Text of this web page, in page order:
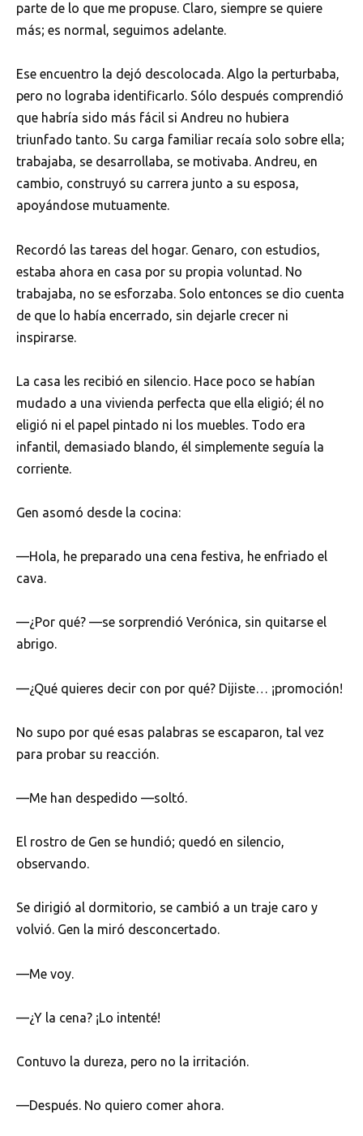
parte de lo que me propuse. Claro, siempre se quiere
más; es normal, seguimos adelante.
Ese encuentro la dejó descolocada. Algo la perturbaba,
pero no lograba identificarlo. Sólo después comprendió
que habría sido más fácil si Andreu no hubiera
triunfado tanto. Su carga familiar recaía solo sobre ella;
trabajaba, se desarrollaba, se motivaba. Andreu, en
cambio, construyó su carrera junto a su esposa,
apoyándose mutuamente.
Recordó las tareas del hogar. Genaro, con estudios,
estaba ahora en casa por su propia voluntad. No
trabajaba, no se esforzaba. Solo entonces se dio cuenta
de que lo había encerrado, sin dejarle crecer ni
inspirarse.
La casa les recibió en silencio. Hace poco se habían
mudado a una vivienda perfecta que ella eligió; él no
eligió ni el papel pintado ni los muebles. Todo era
infantil, demasiado blando, él simplemente seguía la
corriente.
Gen asomó desde la cocina:
—Hola, he preparado una cena festiva, he enfriado el
cava.
—¿Por qué? —se sorprendió Verónica, sin quitarse el
abrigo.
—¿Qué quieres decir con por qué? Dijiste… ¡promoción!
No supo por qué esas palabras se escaparon, tal vez
para probar su reacción.
—Me han despedido —soltó.
El rostro de Gen se hundió; quedó en silencio,
observando.
Se dirigió al dormitorio, se cambió a un traje caro y
volvió. Gen la miró desconcertado.
—Me voy.
—¿Y la cena? ¡Lo intenté!
Contuvo la dureza, pero no la irritación.
—Después. No quiero comer ahora.